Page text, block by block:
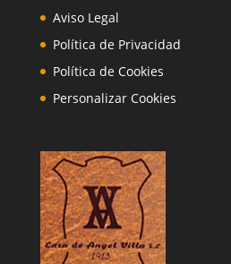
Aviso Legal
Política de Privacidad
Política de Cookies
Personalizar Cookies